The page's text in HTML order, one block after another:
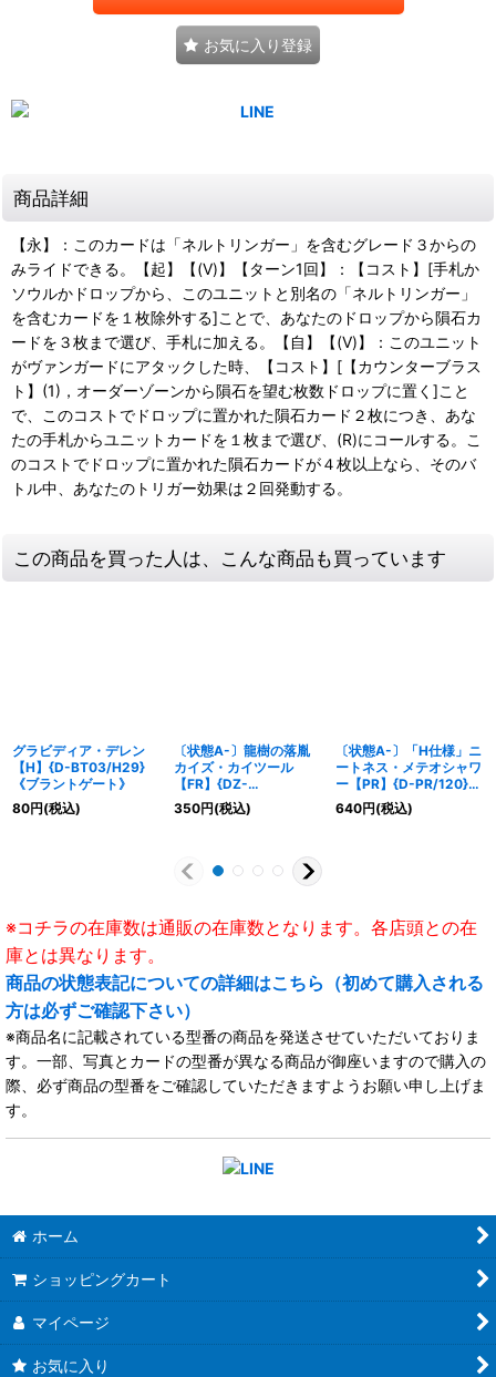
お気に入り登録
商品詳細
【永】：このカードは「ネルトリンガー」を含むグレード３からの
みライドできる。【起】【(V)】【ターン1回】：【コスト】[手札か
ソウルかドロップから、このユニットと別名の「ネルトリンガー」
を含むカードを１枚除外する]ことで、あなたのドロップから隕石カ
ードを３枚まで選び、手札に加える。【自】【(V)】：このユニット
がヴァンガードにアタックした時、【コスト】[【カウンターブラス
ト】(1)，オーダーゾーンから隕石を望む枚数ドロップに置く]こと
で、このコストでドロップに置かれた隕石カード２枚につき、あな
たの手札からユニットカードを１枚まで選び、(R)にコールする。こ
のコストでドロップに置かれた隕石カードが４枚以上なら、そのバ
トル中、あなたのトリガー効果は２回発動する。
この商品を買った人は、こんな商品も買っています
グラビディア・デレン
【H】{D-BT03/H29}
《ブラントゲート》
80円(税込)
〔状態A-〕龍樹の落胤
カイズ・カイツール
【FR】{DZ-
BT12/FR21}《ブラント
ゲート》
350円(税込)
〔状態A-〕「H仕様」ニ
ートネス・メテオシャワ
ー【PR】{D-PR/120}
《ブラントゲート》
640円(税込)
※コチラの在庫数は通販の在庫数となります。各店頭との在
庫とは異なります。
商品の状態表記についての詳細はこちら（初めて購入される
方は必ずご確認下さい）
※商品名に記載されている型番の商品を発送させていただいておりま
す。一部、写真とカードの型番が異なる商品が御座いますので購入の
際、必ず商品の型番をご確認していただきますようお願い申し上げま
す。
ホーム
ショッピングカート
マイページ
お気に入り